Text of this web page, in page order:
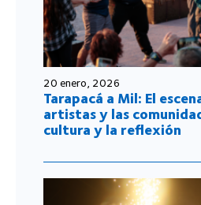
20 enero, 2026
Tarapacá a Mil: El
artistas y las
cultura y la reflexión